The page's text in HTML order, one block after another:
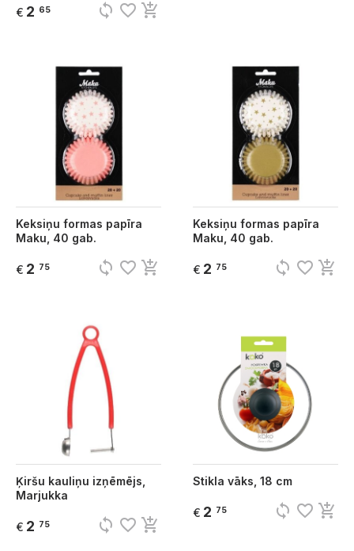
€ 2 65 sync favorite_border add_shopping_cart
Keksiņu formas papīra
Maku, 40 gab.
€ 2 75 sync favorite_border add_shopping_cart
Keksiņu formas papīra
Maku, 40 gab.
€ 2 75 sync favorite_border add_shopping_cart
Ķiršu kauliņu izņēmējs,
Marjukka
€ 2 75 sync favorite_border add_shopping_cart
Stikla vāks, 18 cm
€ 2 75 sync favorite_border add_shopping_cart